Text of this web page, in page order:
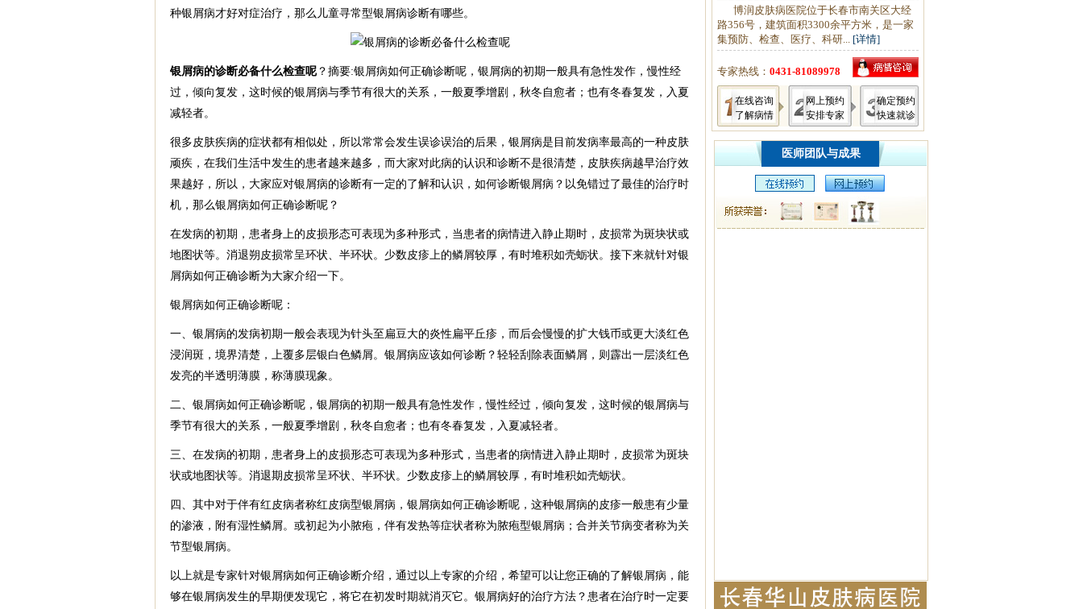
种银屑病才好对症治疗，那么儿童寻常型银屑病诊断有哪些。
银屑病的诊断必备什么检查呢 ？摘要:银屑病如何正确诊断呢，银屑病的初期一般具有急性发作，慢性经
过，倾向复发，这时候的银屑病与季节有很大的关系，一般夏季增剧，秋冬自愈者；也有冬春复发，入夏
减轻者。
很多皮肤疾病的症状都有相似处，所以常常会发生误诊误治的后果，银屑病是目前发病率最高的一种皮肤
顽疾，在我们生活中发生的患者越来越多，而大家对此病的认识和诊断不是很清楚，皮肤疾病越早治疗效
果越好，所以，大家应对银屑病的诊断有一定的了解和认识，如何诊断银屑病？以免错过了最佳的治疗时
机，那么银屑病如何正确诊断呢？
在发病的初期，患者身上的皮损形态可表现为多种形式，当患者的病情进入静止期时，皮损常为斑块状或
地图状等。消退朔皮损常呈环状、半环状。少数皮疹上的鳞屑较厚，有时堆积如壳蛎状。接下来就针对银
屑病如何正确诊断为大家介绍一下。
银屑病如何正确诊断呢：
一、银屑病的发病初期一般会表现为针头至扁豆大的炎性扁平丘疹，而后会慢慢的扩大钱币或更大淡红色
浸润斑，境界清楚，上覆多层银白色鳞屑。银屑病应该如何诊断？轻轻刮除表面鳞屑，则霹出一层淡红色
发亮的半透明薄膜，称薄膜现象。
二、银屑病如何正确诊断呢，银屑病的初期一般具有急性发作，慢性经过，倾向复发，这时候的银屑病与
季节有很大的关系，一般夏季增剧，秋冬自愈者；也有冬春复发，入夏减轻者。
三、在发病的初期，患者身上的皮损形态可表现为多种形式，当患者的病情进入静止期时，皮损常为斑块
状或地图状等。消退期皮损常呈环状、半环状。少数皮疹上的鳞屑较厚，有时堆积如壳蛎状。
四、其中对于伴有红皮病者称红皮病型银屑病，银屑病如何正确诊断呢，这种银屑病的皮疹一般患有少量
的渗液，附有湿性鳞屑。或初起为小脓疱，伴有发热等症状者称为脓疱型银屑病；合并关节病变者称为关
节型银屑病。
以上就是专家针对银屑病如何正确诊断介绍，通过以上专家的介绍，希望可以让您正确的了解银屑病，能
够在银屑病发生的早期便发现它，将它在初发时期就消灭它。银屑病好的治疗方法？患者在治疗时一定要
博润皮肤病医院位于长春市南关区大经
路356号，建筑面积3300余平方米，是一家
集预防、检查、医疗、科研... [详情]
专家热线： 0431-81089978
在线咨询
了解病情
网上预约
安排专家
确定预约
快速就诊
医师团队与成果